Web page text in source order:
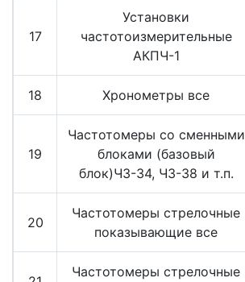
17
Установки
частотоизмерительные
АКПЧ-1
18 Хронометры все
19
Частотомеры со сменными
блоками (базовый
блок)ЧЗ-34, ЧЗ-38 и т.п.
20
Частотомеры стрелочные
показывающие все
Частотомеры стрелочные